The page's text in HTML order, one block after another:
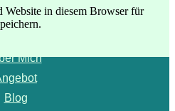
in diesem Browser für
Menü
Mich
Blog